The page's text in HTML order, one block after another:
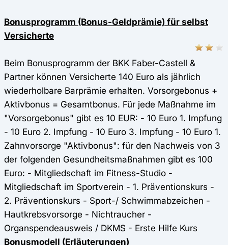
Bonusprogramm (Bonus-Geldprämie) für selbst
Versicherte
Beim Bonusprogramm der BKK Faber-Castell &
Partner können Versicherte 140 Euro als jährlich
wiederholbare Barprämie erhalten. Vorsorgebonus +
Aktivbonus = Gesamtbonus. Für jede Maßnahme im
"Vorsorgebonus" gibt es 10 EUR: - 10 Euro 1. Impfung
- 10 Euro 2. Impfung - 10 Euro 3. Impfung - 10 Euro 1.
Zahnvorsorge "Aktivbonus": für den Nachweis von 3
der folgenden Gesundheitsmaßnahmen gibt es 100
Euro: - Mitgliedschaft im Fitness-Studio -
Mitgliedschaft im Sportverein - 1. Präventionskurs -
2. Präventionskurs - Sport-/ Schwimmabzeichen -
Hautkrebsvorsorge - Nichtraucher -
Organspendeausweis / DKMS - Erste Hilfe Kurs
Bonusmodell (Erläuterungen)